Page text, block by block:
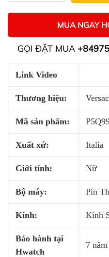
MUA NGAY
GỌI ĐẶT MUA
Link Video
Thương hiệu:
Mã sản phẩm:
Xuất xứ: Italia
Giới tính: Nữ
Bộ máy: Pin
Kính: Kính
Bảo hành tại
Hwatch
7 năm